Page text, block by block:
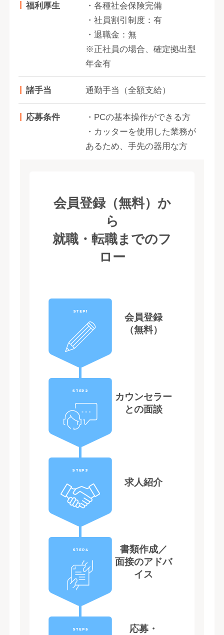
福利厚生
・各種社会保険完備
・社員割引制度：有
・退職金：無
※正社員の場合、確定拠出型
年金有
諸手当 通勤手当（全額支給）
応募条件
・PCの基本操作ができる方
・カッターを使用した業務が
あるため、手先の器用な方
会員登録（無料）か
ら
就職・転職までのフ
ロー
STEP1
会員登録
（無料）
STEP2
カウンセラー
との面談
STEP3
求人紹介
STEP4
書類作成／
面接のアドバ
イス
STEP5
応募・